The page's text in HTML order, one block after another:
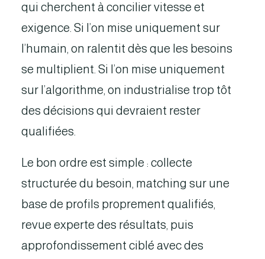
qui cherchent à concilier vitesse et
exigence. Si l’on mise uniquement sur
l’humain, on ralentit dès que les besoins
se multiplient. Si l’on mise uniquement
sur l’algorithme, on industrialise trop tôt
des décisions qui devraient rester
qualifiées.
Le bon ordre est simple : collecte
structurée du besoin, matching sur une
base de profils proprement qualifiés,
revue experte des résultats, puis
approfondissement ciblé avec des